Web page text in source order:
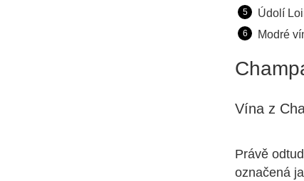
Údolí
Modré
Vína z
Právě
označená